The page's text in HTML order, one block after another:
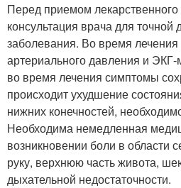
Перед приемом
консультация врача для точной
заболевания. Во время
артериального давления и
во время лечения симптомы
происходит ухудшение
нижних конечностей,
Необходима немедленная
возникновении боли в области
руку, верхнюю часть живота,
дыхательной недостаточности.